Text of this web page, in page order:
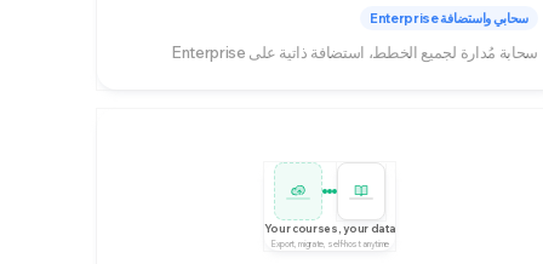
سحابي واستضافة Enterprise
سحابة مُدارة لجميع الخطط، استضافة ذاتية على Enterprise
Your courses, your data
Export, migrate, self-host anytime